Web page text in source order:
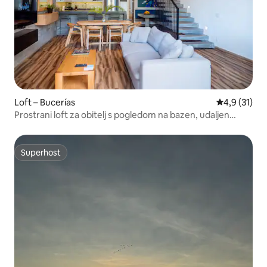
Loft – Bucerías Prosječna
4,9 (31)
Prostrani loft za obitelj s pogledom na bazen, udaljen
Superhost
Superhost